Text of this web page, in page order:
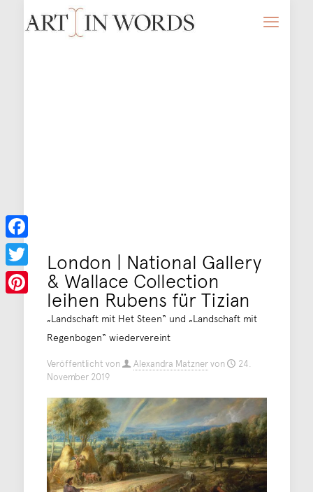
London | National Gallery
& Wallace Collection
leihen Rubens für Tizian
„Landschaft mit Het Steen“ und „Landschaft mit
Regenbogen“ wiedervereint
Veröffentlicht von Alexandra Matznervon
24.
November 2019
Facebook
Twitter